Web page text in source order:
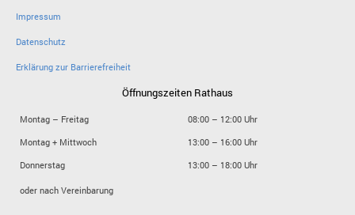
Impressum
Datenschutz
Erklärung zur Barrierefreiheit
Öffnungszeiten Rathaus
Montag – Freitag
08:00 – 12:00 Uhr
Montag + Mittwoch
13:00 – 16:00 Uhr
Donnerstag
13:00 – 18:00 Uhr
oder nach Vereinbarung